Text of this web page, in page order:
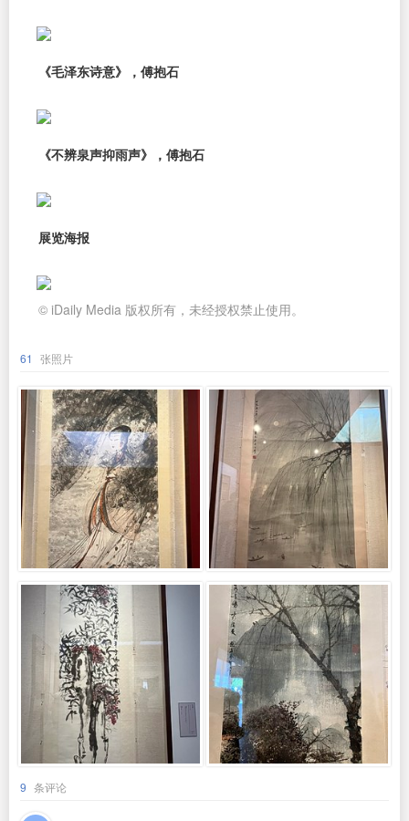
《毛泽东诗意》，傅抱石
《不辨泉声抑雨声》，傅抱石
展览海报
© iDaily Media 版权所有，未经授权禁止使用。
61 张照片
9 条评论